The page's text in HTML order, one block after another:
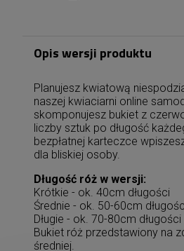
Opis wersji produktu
Planujesz kwiatową
naszej kwiaciarni online
skomponujesz bukiet z
liczby sztuk po długość
bezpłatnej karteczce
dla bliskiej osoby.
Długość róż w wersji:
Krótkie - ok. 40cm długości
Średnie - ok. 50-60cm
Długie - ok. 70-80cm długości
Bukiet róż przedstawiony na
średniej.